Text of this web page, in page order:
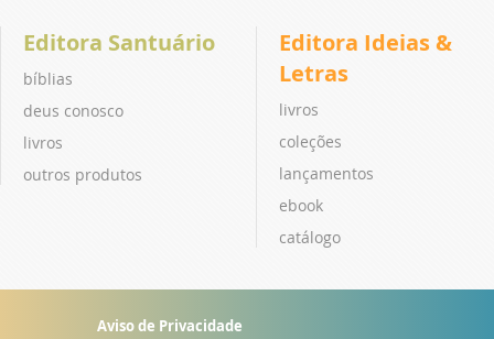
Editora Santuário
bíblias
deus conosco
livros
outros produtos
Editora Ideias &
Letras
livros
coleções
lançamentos
ebook
catálogo
Aviso de Privacidade